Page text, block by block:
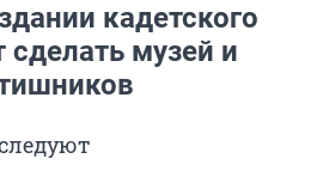
кадетского
сделать музей и